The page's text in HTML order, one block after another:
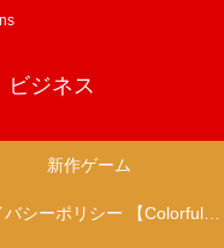
ビジネス
新作ゲーム
プライバシーポリシー 【Colorful Creation】